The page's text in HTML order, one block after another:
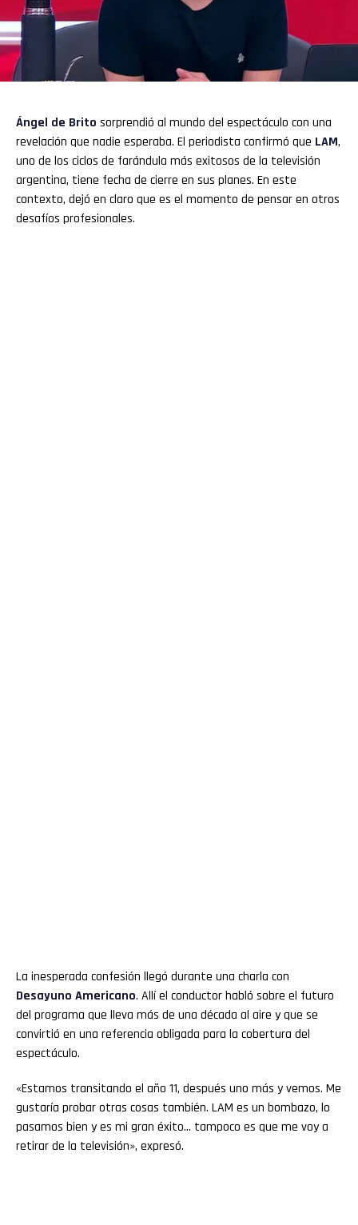
Ángel de Brito sorprendió al mundo del espectáculo con una
revelación que nadie esperaba. El periodista confirmó que LAM,
uno de los ciclos de farándula más exitosos de la televisión
argentina, tiene fecha de cierre en sus planes. En este
contexto, dejó en claro que es el momento de pensar en otros
desafíos profesionales.
La inesperada confesión llegó durante una charla con
Desayuno Americano. Allí el conductor habló sobre el futuro
del programa que lleva más de una década al aire y que se
convirtió en una referencia obligada para la cobertura del
espectáculo.
«Estamos transitando el año 11, después uno más y vemos. Me
gustaría probar otras cosas también. LAM es un bombazo, lo
pasamos bien y es mi gran éxito… tampoco es que me voy a
retirar de la televisión», expresó.